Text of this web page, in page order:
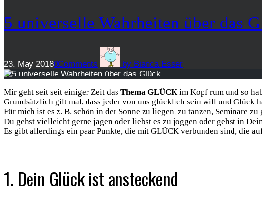
5 universelle Wahrheiten über das
23. May 20180Comments by Bianca Esser
Mir geht seit seit einiger Zeit das Thema GLÜCK im Kopf rum und so
Grundsätzlich gilt mal, dass jeder von uns glücklich sein will und Glück
Für mich ist es z. B. schön in der Sonne zu liegen, zu tanzen, Seminare
Du gehst vielleicht gerne jagen oder liebst es zu joggen oder gehst in
Es gibt allerdings ein paar Punkte, die mit GLÜCK verbunden sind, die
1. Dein Glück ist ansteckend